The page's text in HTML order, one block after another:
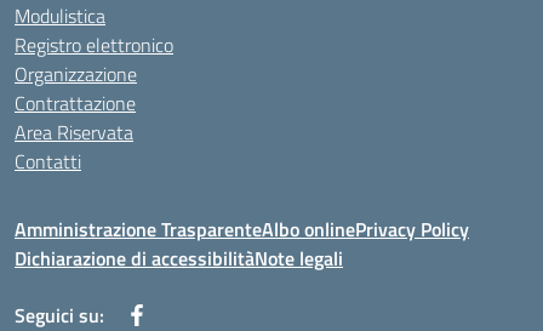
Modulistica
Registro elettronico
Organizzazione
Contrattazione
Area Riservata
Contatti
Amministrazione TrasparenteAlbo onlinePrivacy Policy
Dichiarazione di accessibilitàNote legali
Seguici su: